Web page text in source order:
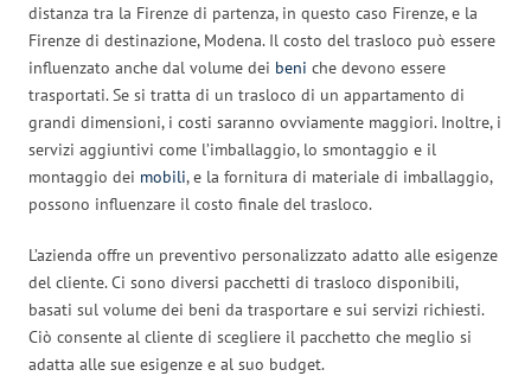
distanza tra la Firenze di partenza, in questo caso Firenze, e la
Firenze di destinazione, Modena. Il costo del trasloco può essere
influenzato anche dal volume dei beni che devono essere
trasportati. Se si tratta di un trasloco di un appartamento di
grandi dimensioni, i costi saranno ovviamente maggiori. Inoltre, i
servizi aggiuntivi come l’imballaggio, lo smontaggio e il
montaggio dei mobili, e la fornitura di materiale di imballaggio,
possono influenzare il costo finale del trasloco.
L’azienda offre un preventivo personalizzato adatto alle esigenze
del cliente. Ci sono diversi pacchetti di trasloco disponibili,
basati sul volume dei beni da trasportare e sui servizi richiesti.
Ciò consente al cliente di scegliere il pacchetto che meglio si
adatta alle sue esigenze e al suo budget.